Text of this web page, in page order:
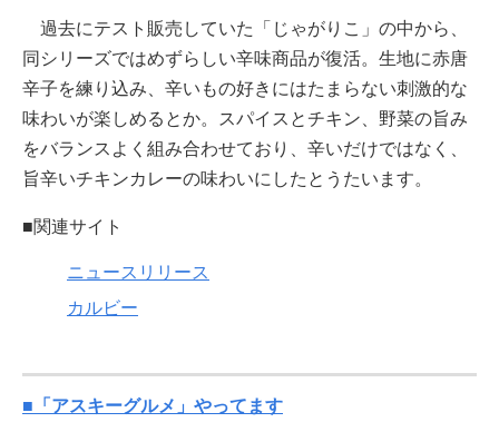
過去にテスト販売していた「じゃがりこ」の中から、
同シリーズではめずらしい辛味商品が復活。生地に赤唐
辛子を練り込み、辛いもの好きにはたまらない刺激的な
味わいが楽しめるとか。スパイスとチキン、野菜の旨み
をバランスよく組み合わせており、辛いだけではなく、
旨辛いチキンカレーの味わいにしたとうたいます。
■関連サイト
ニュースリリース
カルビー
■「アスキーグルメ」やってます